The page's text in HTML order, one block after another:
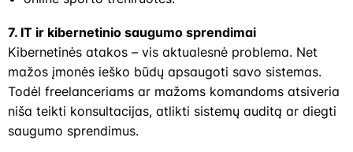
7. IT ir kibernetinio saugumo sprendimai
Kibernetinės atakos – vis aktualesnė problema. Net
mažos įmonės ieško būdų apsaugoti savo sistemas.
Todėl freelanceriams ar mažoms komandoms atsiveria
niša teikti konsultacijas, atlikti sistemų auditą ar diegti
saugumo sprendimus.